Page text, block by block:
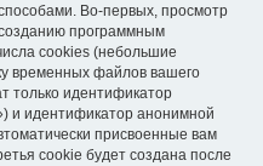
Во-первых, просмотр
программным
cookies (небольшие
временных файлов вашего
только идентификатор
и идентификатор анонимной
присвоенные вам
cookie будет создана после